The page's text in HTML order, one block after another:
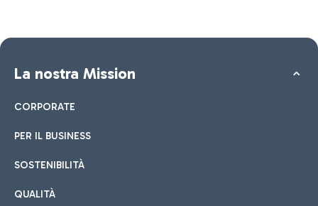
La nostra Mission
CORPORATE
PER IL BUSINESS
SOSTENIBILITÀ
QUALITÀ